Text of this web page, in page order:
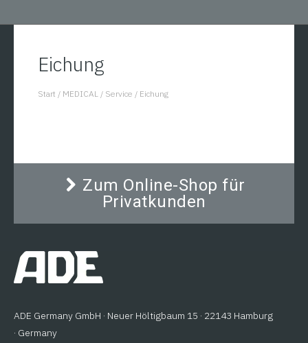
Eichung
You are here:
Start / MEDICAL / Service / Eichung
Zum Online-Shop für
Privatkunden
ADE Germany GmbH · Neuer Höltigbaum 15 · 22143 Hamburg
· Germany